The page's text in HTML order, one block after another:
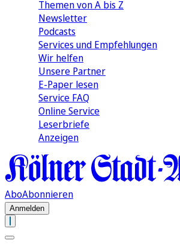
Themen von A bis Z
Newsletter
Podcasts
Services und Empfehlungen
Wir helfen
Unsere Partner
E-Paper lesen
Service FAQ
Online Service
Leserbriefe
Anzeigen
AboAbonnieren
Anmelden